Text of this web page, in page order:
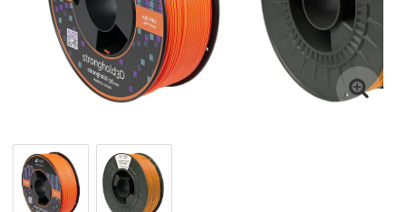
3D-Pennor & Tillbehör